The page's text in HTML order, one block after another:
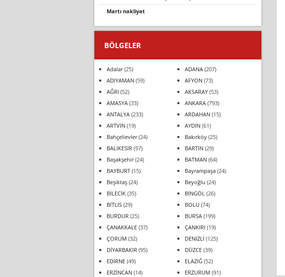
martı nakliyat
BÖLGELER
Adalar(25) ADANA (207)
ADIYAMAN (59) AFYON (73)
AĞRI (52) AKSARAY (53)
AMASYA (33) ANKARA (793)
ANTALYA (233) ARDAHAN (15)
ARTVİN (19) AYDIN (61)
Bahçelievler(24) Bakırköy (25)
BALIKESİR (97) BARTIN (29)
Başakşehir(24) BATMAN (64)
BAYBURT (15) Bayrampaşa (24)
Beşiktaş (24) Beyoğlu (24)
BİLECİK (35) BİNGÖL (26)
BİTLİS (29) BOLU (74)
BURDUR (25) BURSA (199)
ÇANAKKALE (37) ÇANKIRI (19)
ÇORUM (32) DENİZLİ (125)
DİYARBAKIR (95) DÜZCE (39)
EDİRNE (49) ELAZIĞ (52)
ERZİNCAN (14) ERZURUM (91)